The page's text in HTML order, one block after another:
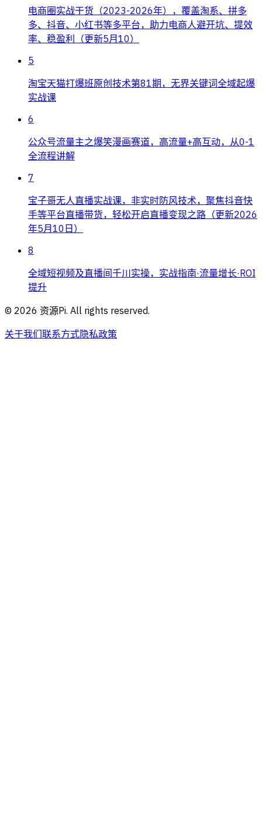
电商圈实战干货（2023-2026年），覆盖淘系、拼多
多、抖音、小红书等多平台，助力电商人避开坑、提效
率、稳盈利（更新5月10）
5
淘宝天猫打爆班原创技术第81期，无界关键词全域起爆
实战课
6
公众号流量主之爆笑漫画赛道，高流量+高互动，从0-1
全流程讲解
7
宝子哥无人直播实战课，非实时防风技术，聚焦抖音快
手等平台直播带货，轻松开启直播变现之路（更新2026
年5月10日）
8
全域短视频及直播间千川实操，实战指南·流量增长·ROI
提升
© 2026 资源Pi. All rights reserved.
关于我们联系方式隐私政策